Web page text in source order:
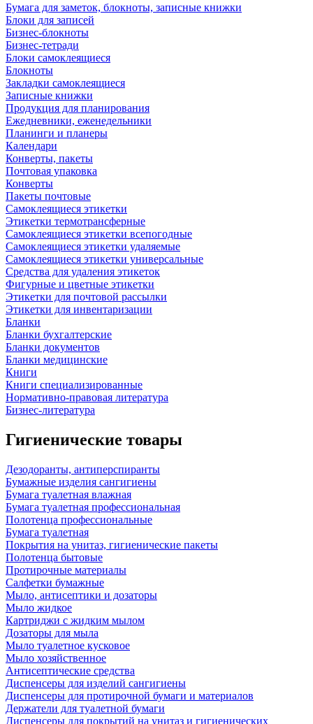
Бумага для заметок, блокноты, записные книжки
Блоки для записей
Бизнес-блокноты
Бизнес-тетради
Блоки самоклеящиеся
Блокноты
Закладки самоклеящиеся
Записные книжки
Продукция для планирования
Ежедневники, еженедельники
Планинги и планеры
Календари
Конверты, пакеты
Почтовая упаковка
Конверты
Пакеты почтовые
Самоклеящиеся этикетки
Этикетки термотрансферные
Самоклеящиеся этикетки всепогодные
Самоклеящиеся этикетки удаляемые
Самоклеящиеся этикетки универсальные
Средства для удаления этикеток
Фигурные и цветные этикетки
Этикетки для почтовой рассылки
Этикетки для инвентаризации
Бланки
Бланки бухгалтерские
Бланки документов
Бланки медицинские
Книги
Книги специализированные
Нормативно-правовая литература
Бизнес-литература
Гигиенические товары
Дезодоранты, антиперспиранты
Бумажные изделия сангигиены
Бумага туалетная влажная
Бумага туалетная профессиональная
Полотенца профессиональные
Бумага туалетная
Покрытия на унитаз, гигиенические пакеты
Полотенца бытовые
Протирочные материалы
Салфетки бумажные
Мыло, антисептики и дозаторы
Мыло жидкое
Картриджи с жидким мылом
Дозаторы для мыла
Мыло туалетное кусковое
Мыло хозяйственное
Антисептические средства
Диспенсеры для изделий сангигиены
Диспенсеры для протирочной бумаги и материалов
Держатели для туалетной бумаги
Диспенсеры для покрытий на унитаз и гигиенических